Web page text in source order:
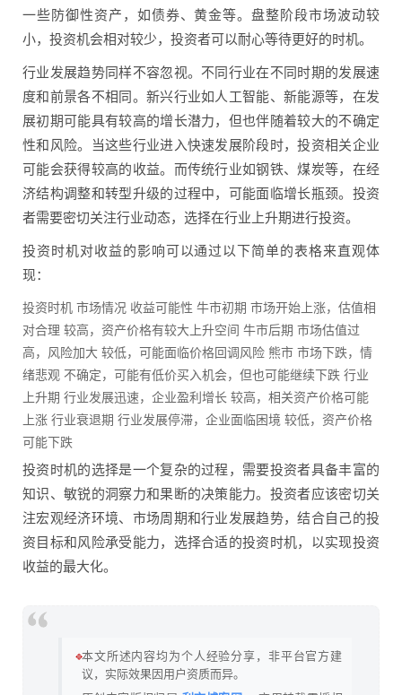
一些防御性资产，如债券、黄金等。盘整阶段市场波动较
小，投资机会相对较少，投资者可以耐心等待更好的时机。
行业发展趋势同样不容忽视。不同行业在不同时期的发展速
度和前景各不相同。新兴行业如人工智能、新能源等，在发
展初期可能具有较高的增长潜力，但也伴随着较大的不确定
性和风险。当这些行业进入快速发展阶段时，投资相关企业
可能会获得较高的收益。而传统行业如钢铁、煤炭等，在经
济结构调整和转型升级的过程中，可能面临增长瓶颈。投资
者需要密切关注行业动态，选择在行业上升期进行投资。
投资时机对收益的影响可以通过以下简单的表格来直观体
现：
投资时机 市场情况 收益可能性 牛市初期 市场开始上涨，估值相
对合理 较高，资产价格有较大上升空间 牛市后期 市场估值过
高，风险加大 较低，可能面临价格回调风险 熊市 市场下跌，情
绪悲观 不确定，可能有低价买入机会，但也可能继续下跌 行业
上升期 行业发展迅速，企业盈利增长 较高，相关资产价格可能
上涨 行业衰退期 行业发展停滞，企业面临困境 较低，资产价格
可能下跌
投资时机的选择是一个复杂的过程，需要投资者具备丰富的
知识、敏锐的洞察力和果断的决策能力。投资者应该密切关
注宏观经济环境、市场周期和行业发展趋势，结合自己的投
资目标和风险承受能力，选择合适的投资时机，以实现投资
收益的最大化。
🔹本文所述内容均为个人经验分享，非平台官方建
议，实际效果因用户资质而异。